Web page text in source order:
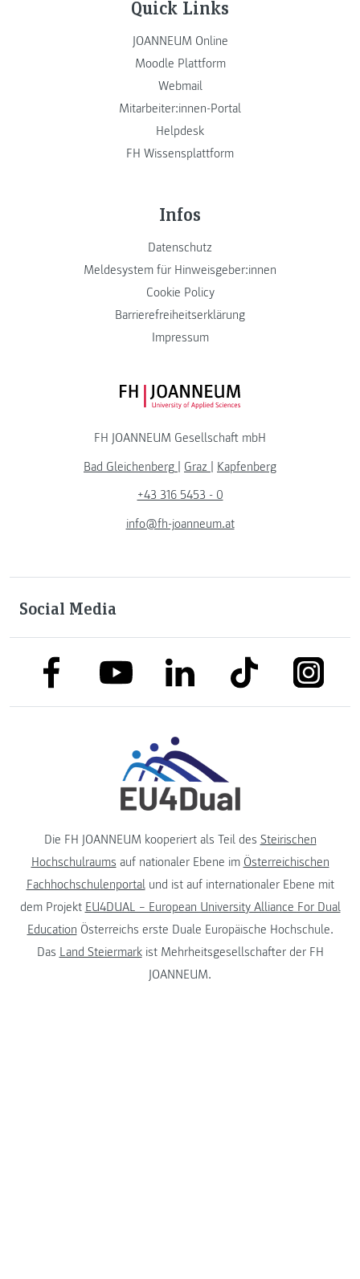
Quick Links
JOANNEUM Online
Moodle Plattform
Webmail
Mitarbeiter:innen-Portal
Helpdesk
FH Wissensplattform
Infos
Datenschutz
Meldesystem für Hinweisgeber:innen
Cookie Policy
Barrierefreiheitserklärung
Impressum
FH JOANNEUM Logo
FH JOANNEUM Gesellschaft mbH
Bad Gleichenberg | Graz | Kapfenberg
+43 316 5453 - 0
info@fh-joanneum.at
Social Media
link to facebooklink to youtubelink to linkedinlink to tiktok link to
Die FH JOANNEUM kooperiert als Teil des Steirischen
Hochschulraums auf nationaler Ebene im Österreichischen
Fachhochschulenportalund ist auf internationaler Ebene mit
dem Projekt EU4DUAL – European University Alliance For Dual
Education Österreichs erste Duale Europäische Hochschule.
Das Land Steiermarkist Mehrheitsgesellschafter der FH
JOANNEUM.